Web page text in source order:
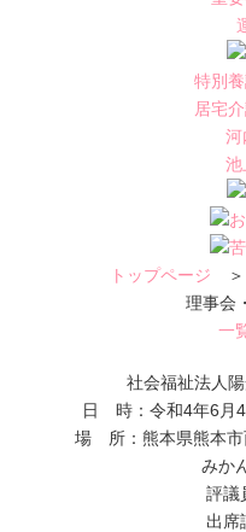
特別
居宅
河
池
トップページ
理事会
一
社会福祉法人
日 時：令和4年6月
場 所：熊本県熊本市
みかんの
評議
出席